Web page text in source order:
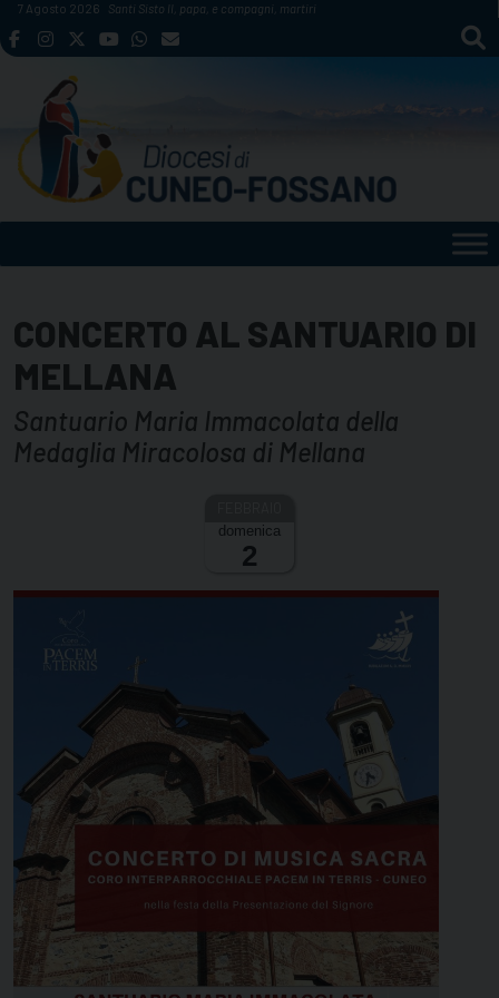
Skip
to
7 Agosto 2026 Santi Sisto II, papa, e compagni, martiri
CONCERTO AL SANTUARIO DI
MELLANA
Santuario Maria Immacolata della
Medaglia Miracolosa di Mellana
domenica
2